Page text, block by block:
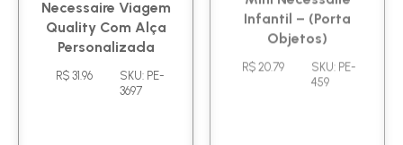
Necessaire Viagem
Quality Com Alça
Personalizada
Mini Necessaire
Infantil – (Porta
Objetos)